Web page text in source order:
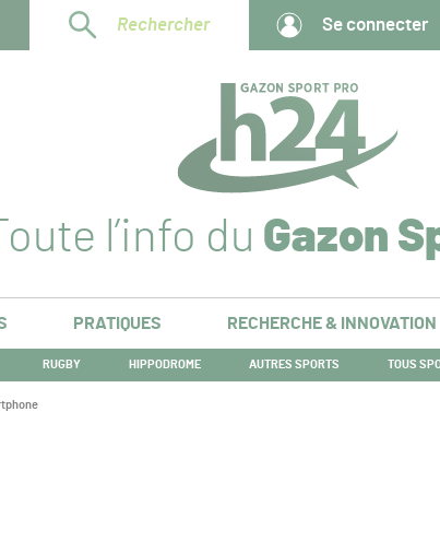
Rechercher Se connecter
Toute l’info du Gazon
PRATIQUES RECHERCHE & INNOVATION
RUGBY HIPPODROME AUTRES SPORTS TOUS